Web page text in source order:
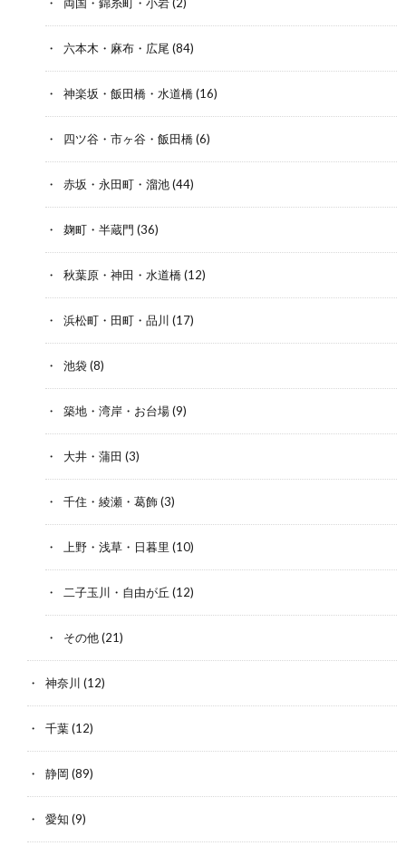
六本木・麻布・広尾 (84)
神楽坂・飯田橋・水道橋(16)
四ツ谷・市ヶ谷・飯田橋(6)
赤坂・永田町・溜池(44)
麹町・半蔵門 (36)
秋葉原・神田・水道橋(12)
浜松町・田町・品川 (17)
池袋(8)
築地・湾岸・お台場(9)
大井・蒲田 (3)
千住・綾瀬・葛飾(3)
上野・浅草・日暮里 (10)
二子玉川・自由が丘 (12)
その他(21)
神奈川 (12)
千葉(12)
静岡 (89)
愛知 (9)